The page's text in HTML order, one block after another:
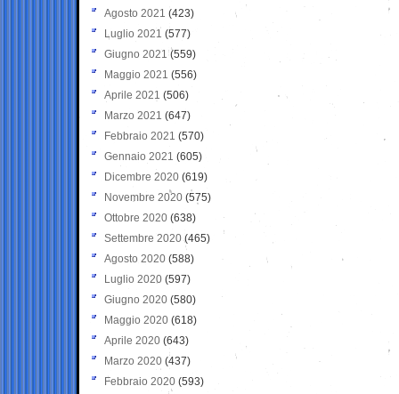
Agosto 2021 (423)
Luglio 2021 (577)
Giugno 2021(559)
Maggio 2021 (556)
Aprile 2021 (506)
Marzo 2021 (647)
Febbraio 2021 (570)
Gennaio 2021 (605)
Dicembre 2020 (619)
Novembre 2020 (575)
Ottobre 2020 (638)
Settembre 2020(465)
Agosto 2020 (588)
Luglio 2020 (597)
Giugno 2020 (580)
Maggio 2020 (618)
Aprile 2020 (643)
Marzo 2020 (437)
Febbraio 2020 (593)